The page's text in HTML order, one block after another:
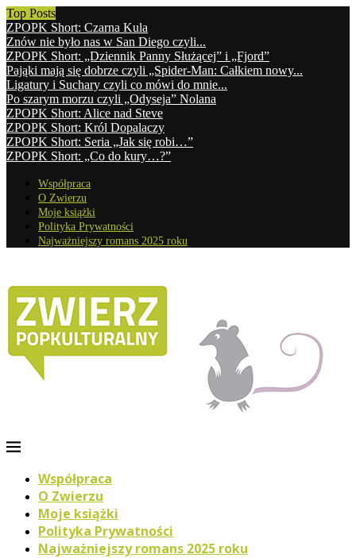
Top Posts
ZPOPK Short: Czarna Kula
Znów nie było nas w San Diego czyli...
ZPOPK Short: „Dziennik Panny Służącej” i „Fjord”
Pająki mają się dobrze czyli „Spider-Man: Całkiem nowy...
Ligatury i Suchary czyli co mówi do mnie...
Po szarym morzu czyli „Odyseja” Nolana
ZPOPK Short: Alice nad Steve
ZPOPK Short: Król Dopalaczy
ZPOPK Short: Seria „Jak się robi…”
ZPOPK Short: „Co do kury…?”
Współpraca
O Zwierzu
Moje książki
Polityka Prywatności
Najważniejszy romans 2025 roku
Współpraca
O Zwierzu
Moje książki
Polityka Prywatności
Najważniejszy romans 2025 roku